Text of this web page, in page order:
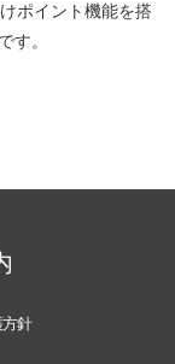
ポイント機能を搭
す。
針